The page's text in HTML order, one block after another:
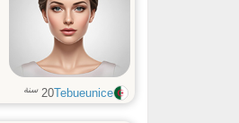
Tebueunice
20 سنة